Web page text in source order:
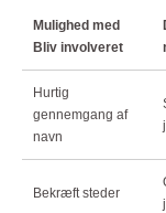
Mulighed med
Bliv involveret
Hurtig
gennemgang af
navn
Bekræft steder